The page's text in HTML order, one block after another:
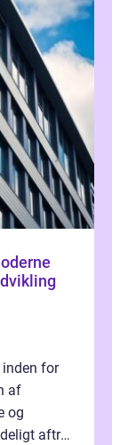
inden for
af
og
aftryk